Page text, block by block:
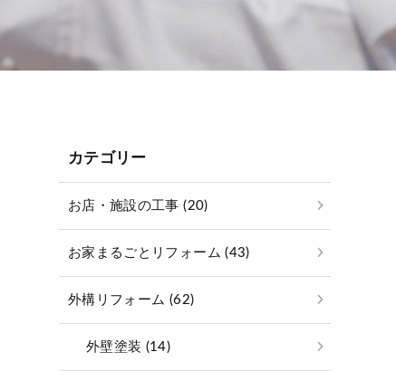
カテゴリー
お店・施設の工事 (20)
お家まるごとリフォーム (43)
外構リフォーム (62)
外壁塗装 (14)